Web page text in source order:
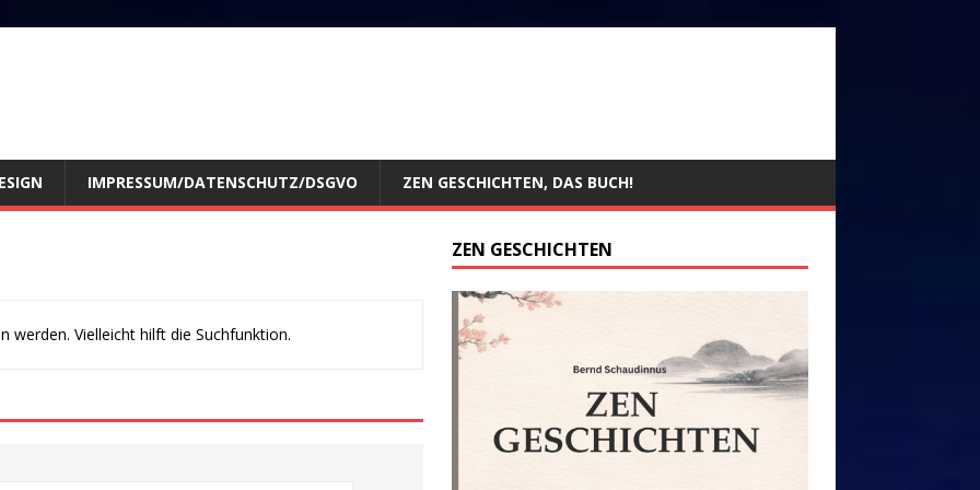
IMPRESSUM/DATENSCHUTZ/DSGVO ZEN GESCHICHTEN, DAS BUCH!
werden. Vielleicht hilft die Suchfunktion.
ZEN GESCHICHTEN